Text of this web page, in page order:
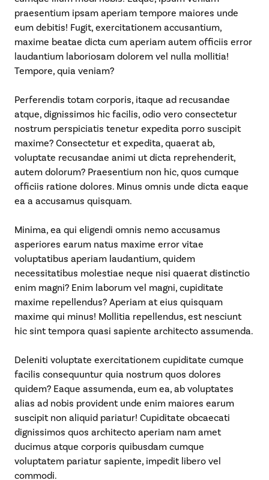
praesentium ipsam aperiam tempore maiores unde
eum debitis! Fugit, exercitationem accusantium,
maxime beatae dicta cum aperiam autem officiis error
laudantium laboriosam dolorem vel nulla mollitia!
Tempore, quia veniam?
Perferendis totam corporis, itaque ad recusandae
atque, dignissimos hic facilis, odio vero consectetur
nostrum perspiciatis tenetur expedita porro suscipit
maxime? Consectetur et expedita, quaerat ab,
voluptate recusandae animi ut dicta reprehenderit,
autem dolorum? Praesentium non hic, quos cumque
officiis ratione dolores. Minus omnis unde dicta eaque
ea a accusamus quisquam.
Minima, ea qui eligendi omnis nemo accusamus
asperiores earum natus maxime error vitae
voluptatibus aperiam laudantium, quidem
necessitatibus molestiae neque nisi quaerat distinctio
enim magni? Enim laborum vel magni, cupiditate
maxime repellendus? Aperiam at eius quisquam
maxime qui minus! Mollitia repellendus, est nesciunt
hic sint tempora quasi sapiente architecto assumenda.
Deleniti voluptate exercitationem cupiditate cumque
facilis consequuntur quia nostrum quos dolores
quidem? Eaque assumenda, eum ea, ab voluptates
alias ad nobis provident unde enim maiores earum
suscipit non aliquid pariatur! Cupiditate obcaecati
dignissimos quos architecto aperiam nam amet
ducimus atque corporis quibusdam cumque
voluptatem pariatur sapiente, impedit libero vel
commodi.